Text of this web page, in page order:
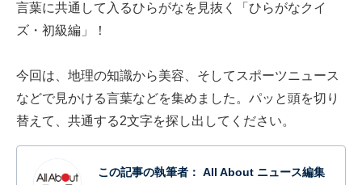
言葉に共通して入るひらがなを見抜く「ひらがなクイ
ズ・初級編」！
今回は、地理の知識から美容、そしてスポーツニュース
などで見かける言葉などを集めました。パッと頭を切り
替えて、共通する2文字を探し出してください。
この記事の執筆者： All About ニュース編集